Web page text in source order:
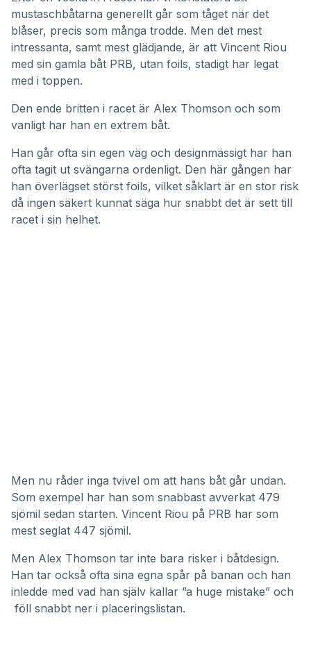
mustaschbåtarna generellt går som tåget när det
blåser, precis som många trodde. Men det mest
intressanta, samt mest glädjande, är att Vincent Riou
med sin gamla båt PRB, utan foils, stadigt har legat
med i toppen.
Den ende britten i racet är Alex Thomson och som
vanligt har han en extrem båt.
Han går ofta sin egen väg och designmässigt har han
ofta tagit ut svängarna ordenligt. Den här gången har
han överlägset störst foils, vilket såklart är en stor risk
då ingen säkert kunnat säga hur snabbt det är sett till
racet i sin helhet.
Men nu råder inga tvivel om att hans båt går undan.
Som exempel har han som snabbast avverkat 479
sjömil sedan starten. Vincent Riou på PRB har som
mest seglat 447 sjömil.
Men Alex Thomson tar inte bara risker i båtdesign.
Han tar också ofta sina egna spår på banan och han
inledde med vad han själv kallar ”a huge mistake” och
föll snabbt ner i placeringslistan.